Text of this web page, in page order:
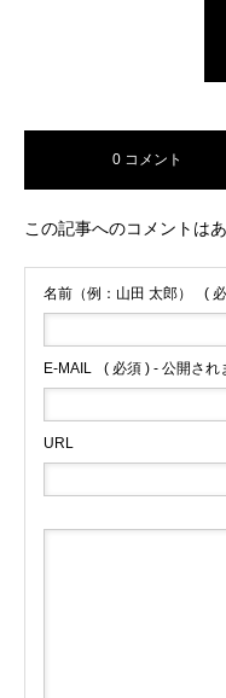
0 コメント
この記事へのコメントはあ
名前（例：山田 太郎） (
E-MAIL ( 必須 ) - 公開され
URL